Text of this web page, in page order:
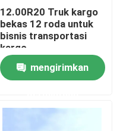
12.00R20 Truk kargo
bekas 12 roda untuk
bisnis transportasi
kargo
mengirimkan